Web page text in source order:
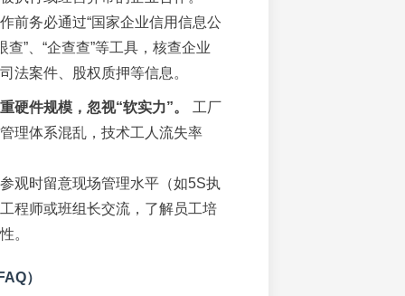
前务必通过“国家企业信用信息公
查”、“企查查”等工具，核查企业
法案件、股权质押等信息。
硬件规模，忽视“软实力”。
工厂
理体系混乱，技术工人流失率
观时留意现场管理水平（如5S执
程师或班组长交流，了解员工培
。
）